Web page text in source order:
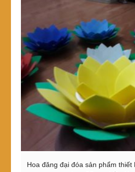
Hoa đăng đại đóa sản phẩm